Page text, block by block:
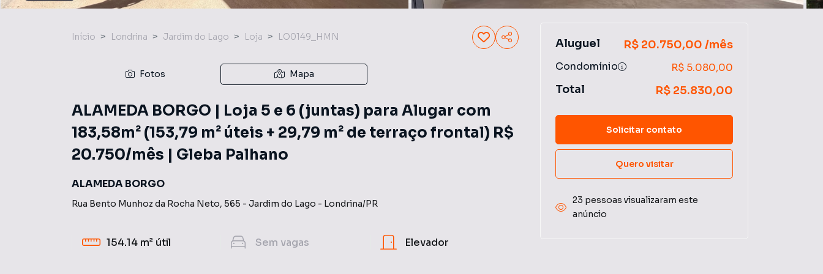
Início Londrina Jardim do Lago Loja LO0149_HMN
Fotos Mapa
ALAMEDA BORGO | Loja 5 e 6 (juntas) para Alugar com
183,58m² (153,79 m² úteis + 29,79 m² de terraço frontal) R$
20.750/mês | Gleba Palhano
ALAMEDA BORGO
Rua Bento Munhoz da Rocha Neto, 565 - Jardim do Lago - Londrina/PR
154.14 m² útil Sem vagas Elevador
Aluguel R$ 20.750,00 /mês
Condomínio R$ 5.080,00
Total R$ 25.830,00
Solicitar contato
Quero visitar
23 pessoas visualizaram este
anúncio